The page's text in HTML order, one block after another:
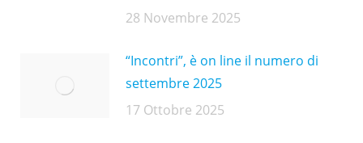
28 Novembre 2025
“Incontri”, è on line il numero di
settembre 2025
17 Ottobre 2025